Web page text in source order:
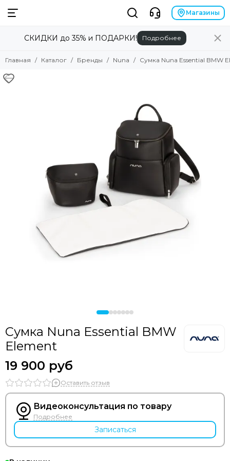
Смотреть все товары
Angela Bella
Baby Chipak
Brand for my son
Bumbleride
Doona
Drema BabyDou
Ducle
Ellipse
Erbesi
Espiro
GB
Hartan
Happy Baby
Heorshe
Магазины
СКИДКИ до 35% и ПОДАРКИ! Подробнее
Главная Каталог Бренды Nuna Сумка Nuna Essential BMW
Сумка Nuna Essential BMW
Element
19 900 руб
Оставить отзыв
Видеоконсультация по товару
Подробнее
Записаться